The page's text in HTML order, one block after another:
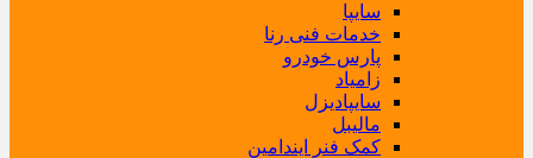
سایپا
خدمات فنی رنا
پارس خودرو
زامیاد
سایپادیزل
مالیبل
کمک فنر ایندامین